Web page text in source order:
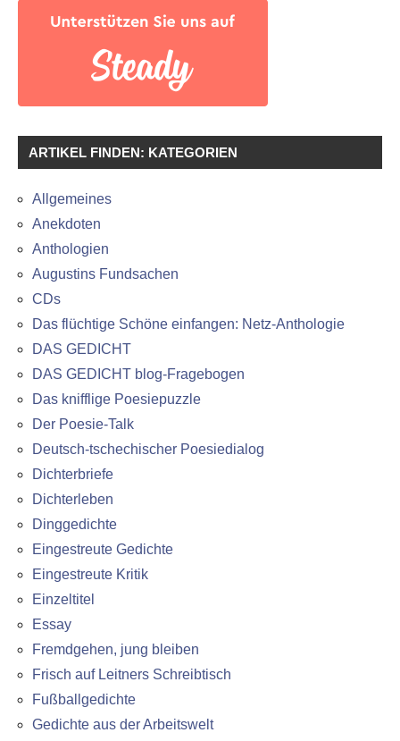
ARTIKEL FINDEN: KATEGORIEN
Allgemeines
Anekdoten
Anthologien
Augustins Fundsachen
CDs
Das flüchtige Schöne einfangen: Netz-Anthologie
DAS GEDICHT
DAS GEDICHT blog-Fragebogen
Das knifflige Poesiepuzzle
Der Poesie-Talk
Deutsch-tschechischer Poesiedialog
Dichterbriefe
Dichterleben
Dinggedichte
Eingestreute Gedichte
Eingestreute Kritik
Einzeltitel
Essay
Fremdgehen, jung bleiben
Frisch auf Leitners Schreibtisch
Fußballgedichte
Gedichte aus der Arbeitswelt